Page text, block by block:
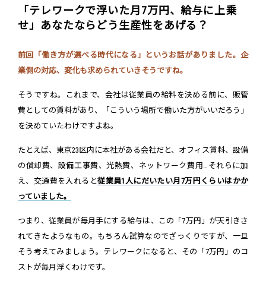
「テレワークで浮いた月7万円、給与に上乗
せ」あなたならどう生産性をあげる？
前回「働き方が選べる時代になる」というお話がありました。企
業側の対応、変化も求められていきそうですね。
そうですね。これまで、会社は従業員の給料を決める前に、販管
費としての賃料があり、「こういう場所で働いた方がいいだろう」
を決めていたわけですよね。
たとえば、東京23区内に本社がある会社だと、オフィス賃料、設備
の償却費、設備工事費、光熱費、ネットワーク費用…それらに加
え、交通費を入れると従業員1人にだいたい月7万円くらいはかか
っていました。
つまり、従業員が毎月手にする給与は、この「7万円」が天引きさ
れてきたようなもの。もちろん試算なのでざっくりですが、一旦
そう考えてみましょう。テレワークになると、その「7万円」のコ
ストが毎月浮くわけです。